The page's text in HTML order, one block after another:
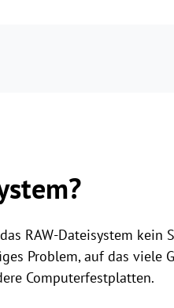
RAW-Dateisystem
Problem, auf das viele
Computerfestplatten.